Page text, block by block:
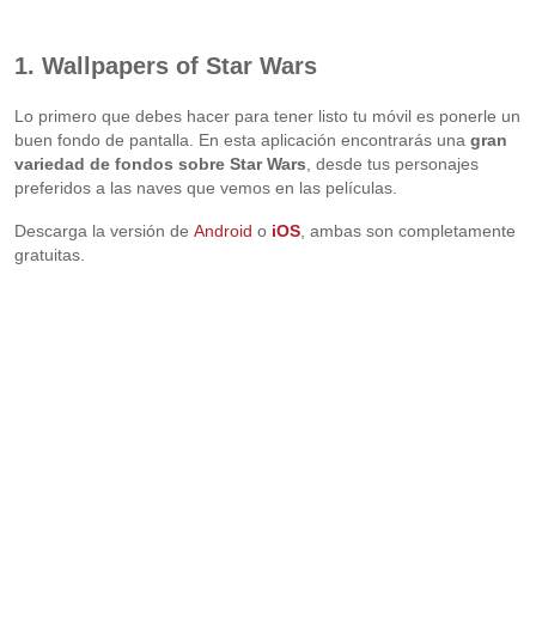
1. Wallpapers of Star Wars
Lo primero que debes hacer para tener listo tu móvil es ponerle un
buen fondo de pantalla. En esta aplicación encontrarás una gran
variedad de fondos sobre Star Wars, desde tus personajes
preferidos a las naves que vemos en las películas.
Descarga la versión de Android o iOS, ambas son completamente
gratuitas.